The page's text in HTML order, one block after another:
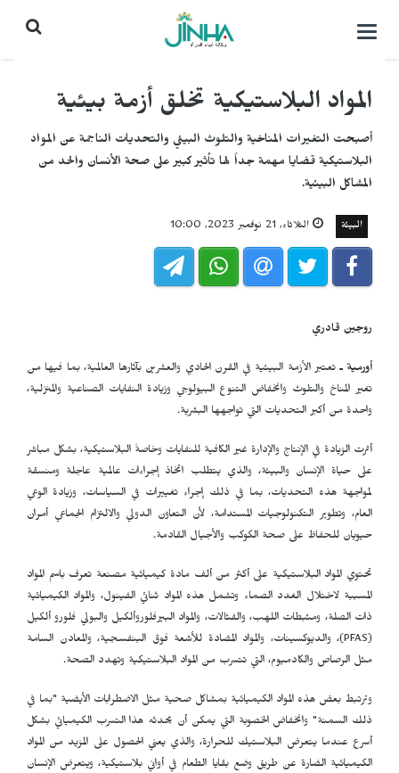
التحكم
المواد البلاستيكية تخلق أزمة بيئية
أصبحت التغيرات المناخية والتلوث البيئي والتحديات الناجمة عن المواد
البلاستيكية قضايا مهمة جداً لها تأثير كبير على صحة الأنسان والحد من
المشاكل البيئية.
البيئة الثلاثاء, 21 نوفمبر 2023, 10:00
روجين قادري
أورمية ـ تعتبر الأزمة البيئية في القرن الحادي والعشرين بآثارها العالمية، بما فيها من
تغير المناخ والتلوث وانخفاض التنوع البيولوجي وزيادة النفايات الصناعية والمنزلية،
واحدة من أكبر التحديات التي تواجهها البشرية.
أثرت الزيادة في الإنتاج والإدارة غير الكافية للنفايات وخاصةً البلاستيكية، بشكل مباشر
على حياة الإنسان والبيئة، والذي يتطلب اتخاذ إجراءات عالمية عاجلة ومنسقة
لمواجهة هذه التحديات، بما في ذلك إجراء تغييرات في السياسات، وزيادة الوعي
العام، وتطوير التكنولوجيات المستدامة، لأن التعاون الدولي والالتزام الجماعي أمران
حيويان للحفاظ على صحة الكوكب والأجيال القادمة.
تحتوي المواد البلاستيكية على أكثر من ألف مادة كيميائية مصنعة تعرف باسم المواد
المسببة لاختلال الغدد الصماء وتشمل هذه المواد ثنائي الفينول، والمواد الكيميائية
ذات الصلة، ومثبطات اللهب، والفثالات، والمواد البيرفلوروألكيل والبولي فلورو ألكيل
(
PFAS)، والديوكسينات، والمواد المضادة للأشعة فوق البنفسجية، والمعادن السامة
مثل الرصاص والكادميوم، التي تتسرب من المواد البلاستيكية وتهدد الصحة.
وترتبط بعض هذه المواد الكيميائية بمشاكل صحية مثل الاضطرابات الأيضية "بما في
ذلك السمنة" وانخفاض الخصوبة التي يمكن أن يحدثه هذا التسرب الكيميائي بشكل
أسرع عندما يتعرض البلاستيك للحرارة، والذي يعني الحصول على المزيد من المواد
الكيميائية الضارة عن طريق وضع بقايا الطعام في أواني بلاستيكية، ويتعرض الإنسان